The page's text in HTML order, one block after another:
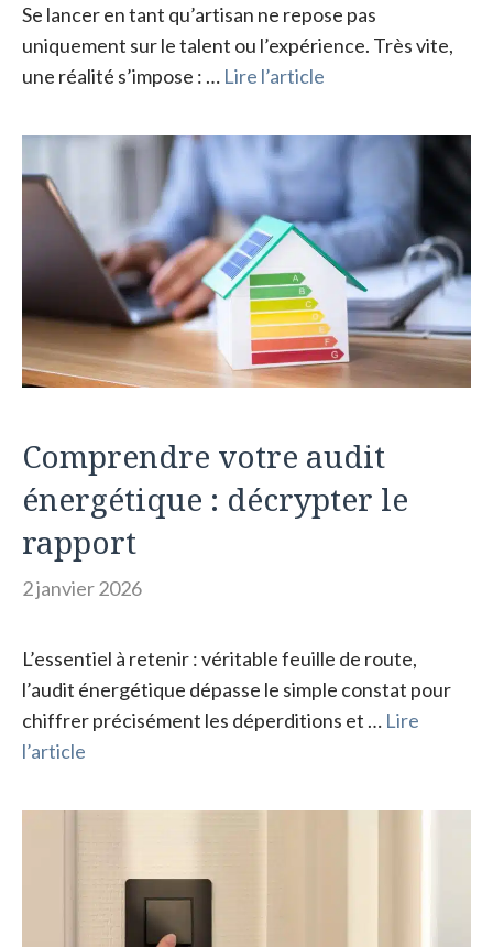
Se lancer en tant qu’artisan ne repose pas
uniquement sur le talent ou l’expérience. Très vite,
une réalité s’impose : … Lire l’article
Comprendre votre audit
énergétique : décrypter le
rapport
2 janvier 2026
L’essentiel à retenir : véritable feuille de route,
l’audit énergétique dépasse le simple constat pour
chiffrer précisément les déperditions et … Lire
l’article